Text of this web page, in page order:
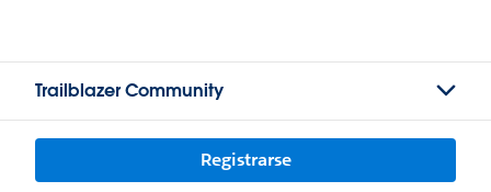
Trailblazer Community
Registrarse